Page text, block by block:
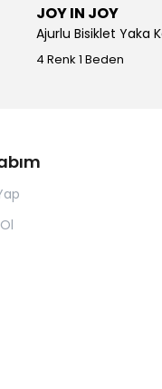
JOY IN JOY
Ajurlu Bisiklet Yaka
4 Renk 1 Beden